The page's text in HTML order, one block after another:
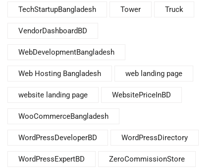
TechStartupBangladesh Tower Truck
VendorDashboardBD
WebDevelopmentBangladesh
Web Hosting Bangladesh web landing page
website landing page WebsitePriceInBD
WooCommerceBangladesh
WordPressDeveloperBD WordPressDirectory
WordPressExpertBD ZeroCommissionStore